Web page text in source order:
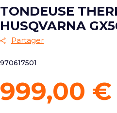
TONDEUSE
HUSQVARNA
Partager
970617501
999,00 €